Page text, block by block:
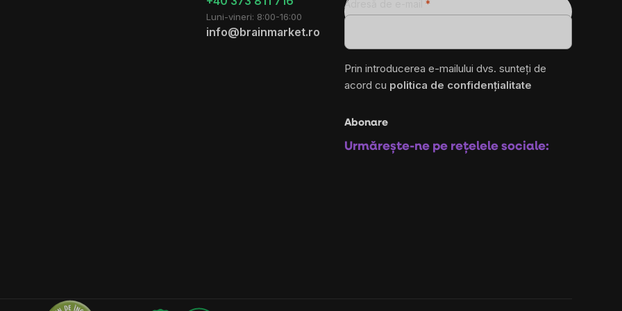
Luni-vineri: 8:00-16:00
info@brainmarket.ro
Adresă de e-mail
Prin introducerea e-mailului dvs. sunteți de
acord cu politica de confidențialitate
Abonare
Urmărește-ne pe rețelele sociale: